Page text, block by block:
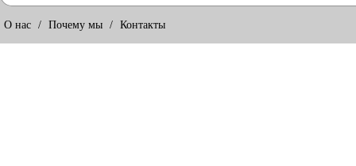
О нас / Почему мы / Контакты